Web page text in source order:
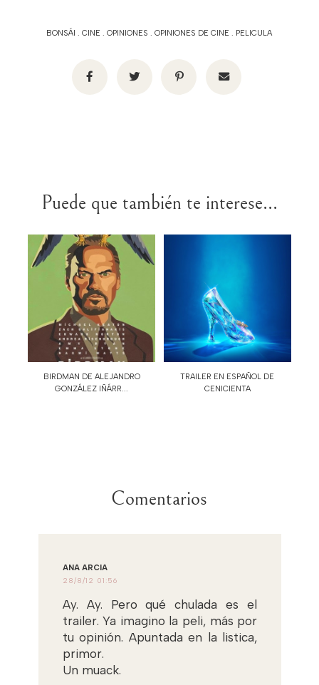
BONSÁI .CINE .OPINIONES .OPINIONES DE CINE . PELICULA
Puede que también te interese...
BIRDMAN DE ALEJANDRO
GONZÁLEZ IÑÁRR...
TRAILER EN ESPAÑOL DE
CENICIENTA
Comentarios
ANA ARCIA
28/8/12 01:56
Ay. Ay. Pero qué chulada es el
trailer. Ya imagino la peli, más por
tu opinión. Apuntada en la listica,
primor.
Un muack.